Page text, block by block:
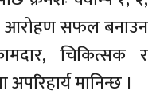
। आरोहण सफल बनाउन
चिकित्सक र
मानिन्छ ।